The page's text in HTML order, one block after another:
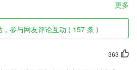
更多
参与网友评论互动 ( 157 条 )
363